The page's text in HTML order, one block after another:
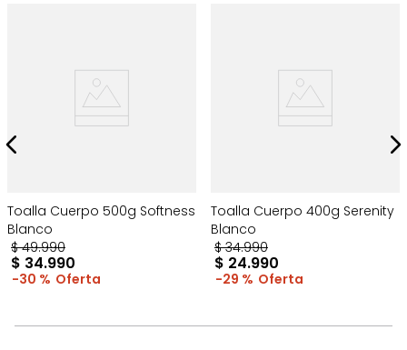
Toalla Cuerpo 500g Softness
Blanco
$ 49.990
$ 34.990
30 %
Toalla Cuerpo 400g Serenity
Blanco
$ 34.990
$ 24.990
29 %